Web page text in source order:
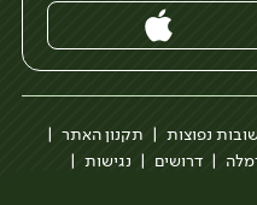
נפוצות
תקנון האתר
דרושים
נגישות